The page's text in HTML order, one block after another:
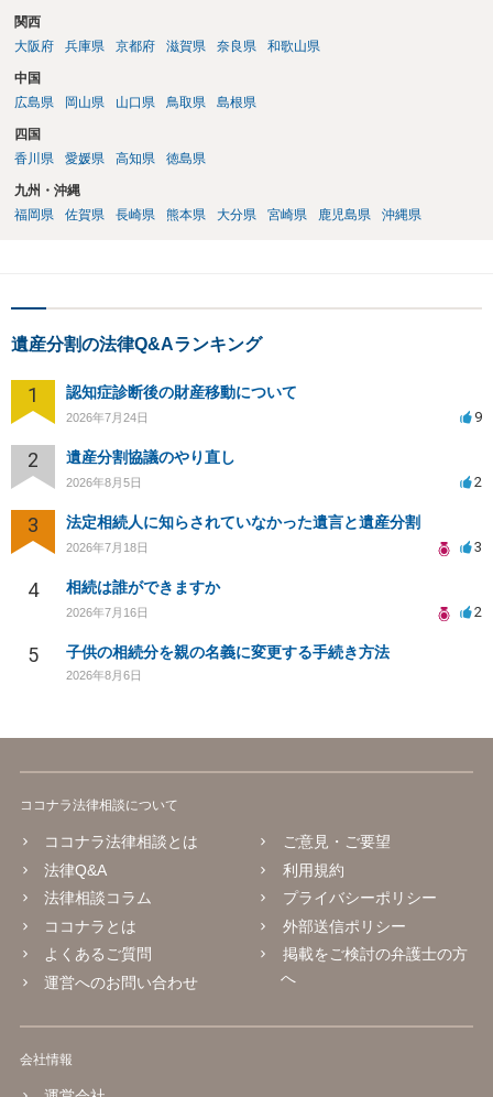
関西
大阪府
兵庫県 京都府 滋賀県 奈良県 和歌山県
中国
広島県
岡山県 山口県 鳥取県 島根県
四国
香川県
愛媛県 高知県 徳島県
九州・沖縄
福岡県
佐賀県 長崎県 熊本県 大分県 宮崎県 鹿児島県 沖縄県
遺産分割の法律Q&Aランキング
1 認知症診断後の財産移動について
2026年7月24日 9
2 遺産分割協議のやり直し
2026年8月5日 2
3 法定相続人に知らされていなかった遺言と遺産分割
2026年7月18日 3
4 相続は誰ができますか
2026年7月16日 2
5 子供の相続分を親の名義に変更する手続き方法
2026年8月6日
ココナラ法律相談について
ココナラ法律相談とは
法律Q&A
法律相談コラム
ココナラとは
よくあるご質問
運営へのお問い合わせ
ご意見・ご要望
利用規約
プライバシーポリシー
外部送信ポリシー
掲載をご検討の弁護士の方
へ
会社情報